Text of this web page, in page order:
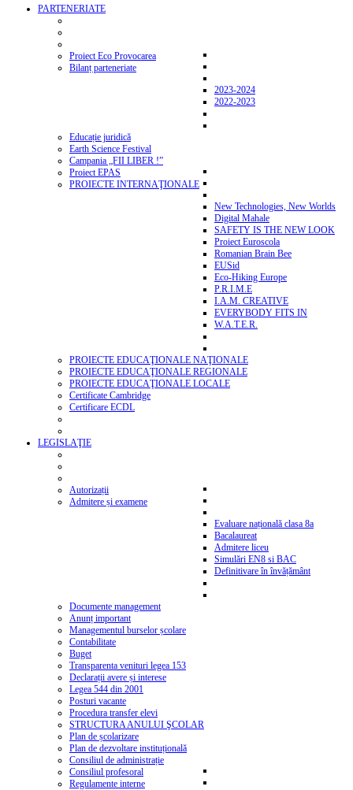
PARTENERIATE
Proiect Eco Provocarea
Bilanț parteneriate
2023-2024
2022-2023
Educație juridică
Earth Science Festival
Campania „FII LIBER !”
Proiect EPAS
PROIECTE INTERNAŢIONALE
New Technologies, New Worlds
Digital Mahale
SAFETY IS THE NEW LOOK
Proiect Euroscola
Romanian Brain Bee
EUSid
Eco-Hiking Europe
P.R.I.M.E
I.A.M. CREATIVE
EVERYBODY FITS IN
W.A.T.E.R.
PROIECTE EDUCAŢIONALE NAŢIONALE
PROIECTE EDUCAŢIONALE REGIONALE
PROIECTE EDUCAŢIONALE LOCALE
Certificate Cambridge
Certificare ECDL
LEGISLAŢIE
Autorizații
Admitere și examene
Evaluare națională clasa 8a
Bacalaureat
Admitere liceu
Simulări EN8 si BAC
Definitivare în învățământ
Documente management
Anunț important
Managementul burselor școlare
Contabilitate
Buget
Transparenta venituri legea 153
Declarații avere și interese
Legea 544 din 2001
Posturi vacante
Procedura transfer elevi
STRUCTURA ANULUI ŞCOLAR
Plan de școlarizare
Plan de dezvoltare instituțională
Consiliul de administrație
Consiliul profesoral
Regulamente interne